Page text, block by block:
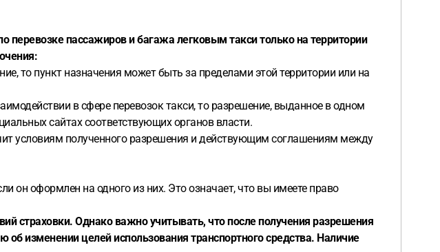
пассажиров и багажа легковым такси только на территории
то пункт назначения может быть за пределами этой территории или на
в сфере перевозок такси, то разрешение, выданное в одном
сайтах соответствующих органов власти.
условиям полученного разрешения и действующим соглашениям между
он оформлен на одного из них. Это означает, что вы имеете право
страховки. Однако важно учитывать, что после получения разрешения
изменении целей использования транспортного средства. Наличие